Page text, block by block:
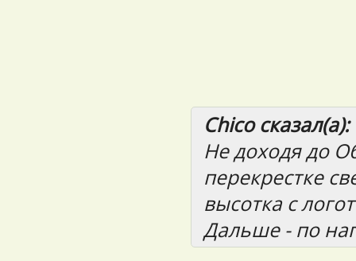
Chico сказал(а):
Не доходя до
перекрестке
высотка с
Дальше - по